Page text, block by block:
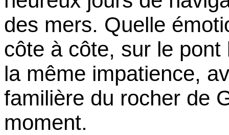
des mers. Quelle
côte à côte, sur le
la même impatience,
familière du rocher de
moment.